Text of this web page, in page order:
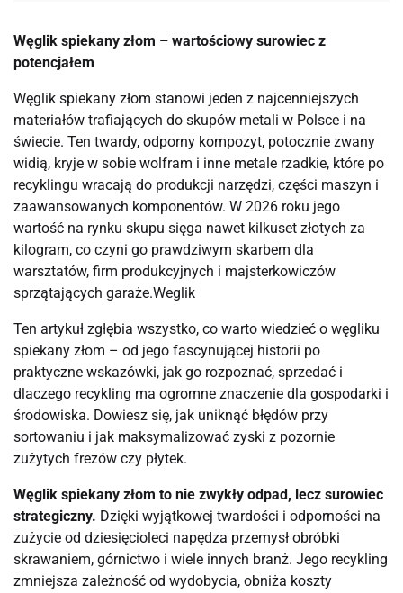
Węglik spiekany złom – wartościowy surowiec z
potencjałem
Węglik spiekany złom stanowi jeden z najcenniejszych
materiałów trafiających do skupów metali w Polsce i na
świecie. Ten twardy, odporny kompozyt, potocznie zwany
widią, kryje w sobie wolfram i inne metale rzadkie, które po
recyklingu wracają do produkcji narzędzi, części maszyn i
zaawansowanych komponentów. W 2026 roku jego
wartość na rynku skupu sięga nawet kilkuset złotych za
kilogram, co czyni go prawdziwym skarbem dla
warsztatów, firm produkcyjnych i majsterkowiczów
sprzątających garaże.⁠Weglik
Ten artykuł zgłębia wszystko, co warto wiedzieć o węgliku
spiekany złom – od jego fascynującej historii po
praktyczne wskazówki, jak go rozpoznać, sprzedać i
dlaczego recykling ma ogromne znaczenie dla gospodarki i
środowiska. Dowiesz się, jak uniknąć błędów przy
sortowaniu i jak maksymalizować zyski z pozornie
zużytych frezów czy płytek.
Węglik spiekany złom to nie zwykły odpad, lecz surowiec
strategiczny. Dzięki wyjątkowej twardości i odporności na
zużycie od dziesięcioleci napędza przemysł obróbki
skrawaniem, górnictwo i wiele innych branż. Jego recykling
zmniejsza zależność od wydobycia, obniża koszty